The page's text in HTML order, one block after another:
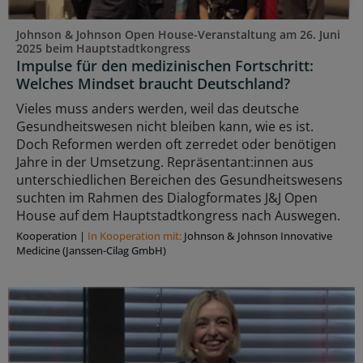
Johnson & Johnson Open House-Veranstaltung am 26. Juni
2025 beim Hauptstadtkongress
Impulse für den medizinischen Fortschritt:
Welches Mindset braucht Deutschland?
Vieles muss anders werden, weil das deutsche
Gesundheitswesen nicht bleiben kann, wie es ist.
Doch Reformen werden oft zerredet oder benötigen
Jahre in der Umsetzung. Repräsentant:innen aus
unterschiedlichen Bereichen des Gesundheitswesens
suchten im Rahmen des Dialogformates J&J Open
House auf dem Hauptstadtkongress nach Auswegen.
Kooperation | In Kooperation mit: Johnson & Johnson Innovative
Medicine (Janssen-Cilag GmbH)